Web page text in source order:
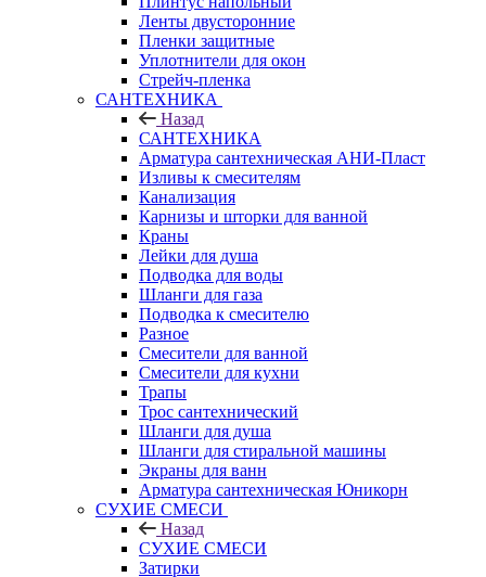
Ленты двусторонние
Пленки защитные
Уплотнители для окон
Стрейч-пленка
САНТЕХНИКА
Назад
САНТЕХНИКА
Арматура сантехническая АНИ-Пласт
Изливы к смесителям
Канализация
Карнизы и шторки для ванной
Краны
Лейки для душа
Подводка для воды
Шланги для газа
Подводка к смесителю
Разное
Смесители для ванной
Смесители для кухни
Трапы
Трос сантехнический
Шланги для душа
Шланги для стиральной машины
Экраны для ванн
Арматура сантехническая Юникорн
СУХИЕ СМЕСИ
Назад
СУХИЕ СМЕСИ
Затирки